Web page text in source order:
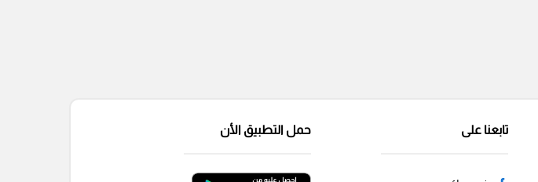
تابعنا على حمل التطبيق الأن